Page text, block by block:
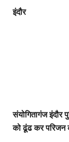
इंदौर
संयोगितागंज इंदौर
को ढूंढ कर परिजन